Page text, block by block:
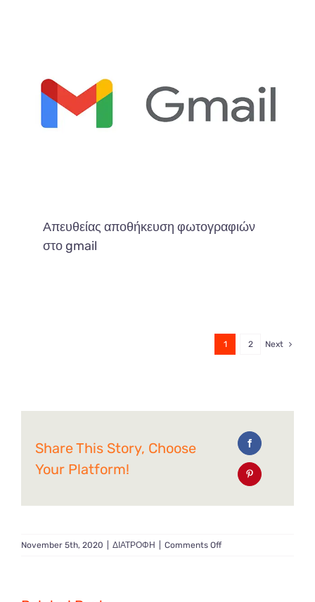
Απευθείας αποθήκευση φωτογραφιών
στο gmail
1 2 Next
Share This Story, Choose
Your Platform!
November 5th, 2020 ΔΙΑΤΡΟΦΗ Comments Offon